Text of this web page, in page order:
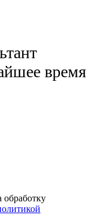
время
обработку